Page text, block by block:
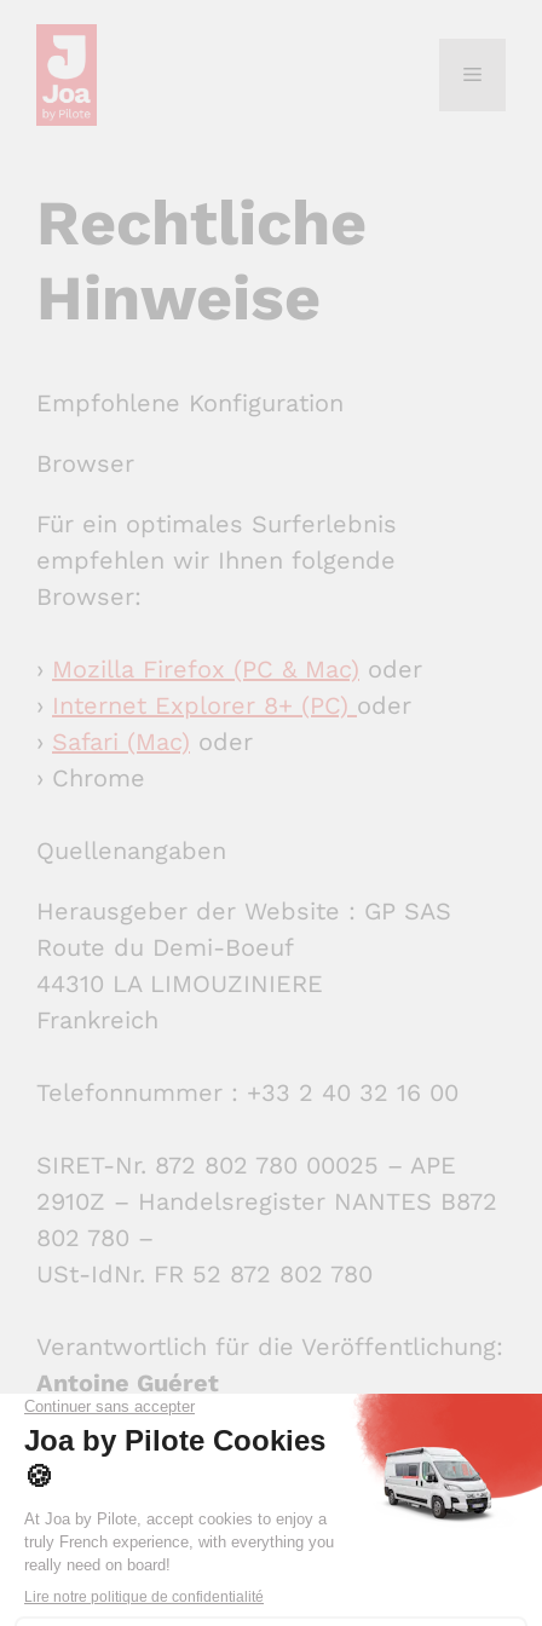
Zum
Inhalt
springen
Menü
Rechtliche
Hinweise
Empfohlene Konfiguration
Browser
Für ein optimales Surferlebnis
empfehlen wir Ihnen folgende
Browser:
› Mozilla Firefox (PC & Mac) oder
› Internet Explorer 8+ (PC) oder
› Safari (Mac) oder
› Chrome
Quellenangaben
Herausgeber der Website : GP SAS
Route du Demi-Boeuf
44310 LA LIMOUZINIERE
Frankreich
Telefonnummer : +33 2 40 32 16 00
SIRET-Nr. 872 802 780 00025 – APE
2910Z – Handelsregister NANTES B872
802 780 –
USt-IdNr. FR 52 872 802 780
Verantwortlich für die Veröffentlichung:
Antoine Guéret
Die Website wurde von we think
elastic entworfen und gestaltet und
von Whodunit entwickelt.
Für etwaige Probleme beim Aufrufen